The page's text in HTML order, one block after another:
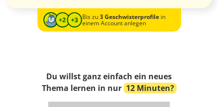
Bis zu3 Geschwisterprofilein
einem Account anlegen
Du willst ganz einfach ein neues
Thema lernen in nur 12 Minuten?